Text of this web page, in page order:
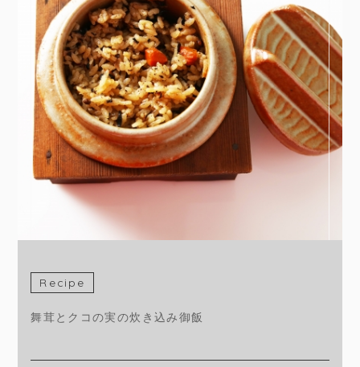
Recipe
舞茸とクコの実の炊き込み御飯